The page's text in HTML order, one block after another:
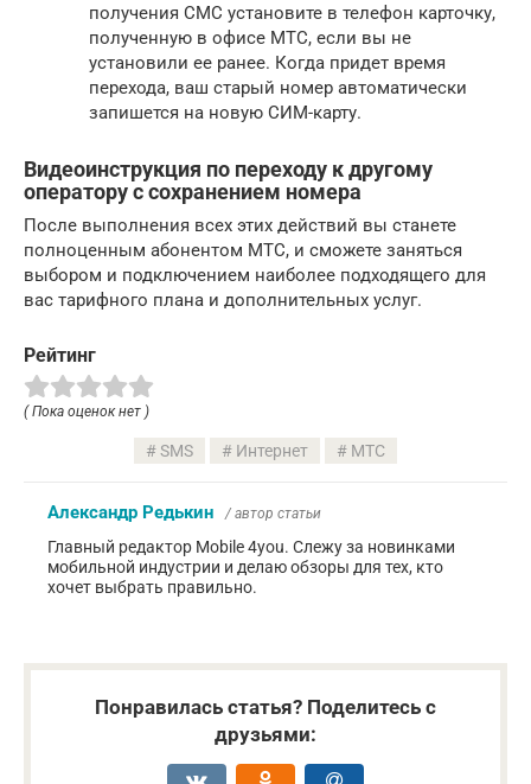
получения СМС установите в телефон карточку,
полученную в офисе МТС, если вы не
установили ее ранее. Когда придет время
перехода, ваш старый номер автоматически
запишется на новую СИМ-карту.
Видеоинструкция по переходу к другому
оператору с сохранением номера
После выполнения всех этих действий вы станете
полноценным абонентом МТС, и сможете заняться
выбором и подключением наиболее подходящего для
вас тарифного плана и дополнительных услуг.
Рейтинг
( Пока оценок нет )
SMS Интернет МТС
Александр Редькин / автор статьи
Главный редактор Mobile 4you. Слежу за новинками
мобильной индустрии и делаю обзоры для тех, кто
хочет выбрать правильно.
Понравилась статья? Поделитесь с
друзьями: